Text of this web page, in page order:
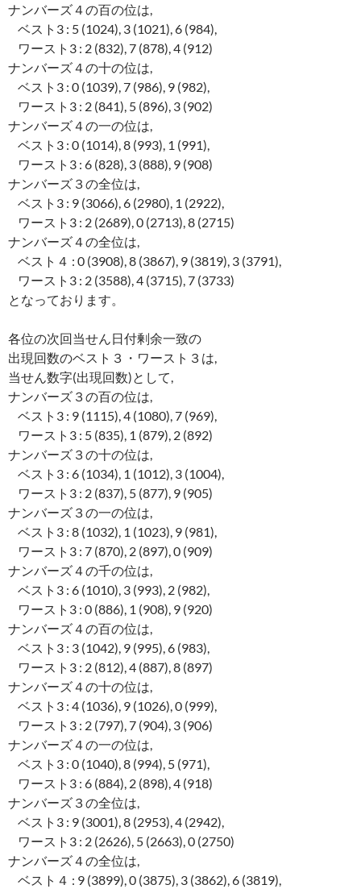
ナンバーズ４の百の位は,
ベスト3 : 5 (1024), 3 (1021), 6 (984),
ワースト3 : 2 (832), 7 (878), 4 (912)
ナンバーズ４の十の位は,
ベスト3 : 0 (1039), 7 (986), 9 (982),
ワースト3 : 2 (841), 5 (896), 3 (902)
ナンバーズ４の一の位は,
ベスト3 : 0 (1014), 8 (993), 1 (991),
ワースト3 : 6 (828), 3 (888), 9 (908)
ナンバーズ３の全位は,
ベスト3 : 9 (3066), 6 (2980), 1 (2922),
ワースト3 : 2 (2689), 0 (2713), 8 (2715)
ナンバーズ４の全位は,
ベスト４ : 0 (3908), 8 (3867), 9 (3819), 3 (3791),
ワースト3 : 2 (3588), 4 (3715), 7 (3733)
となっております。
各位の次回当せん日付剰余一致の
出現回数のベスト３・ワースト３は,
当せん数字(出現回数)として,
ナンバーズ３の百の位は,
ベスト3 : 9 (1115), 4 (1080), 7 (969),
ワースト3 : 5 (835), 1 (879), 2 (892)
ナンバーズ３の十の位は,
ベスト3 : 6 (1034), 1 (1012), 3 (1004),
ワースト3 : 2 (837), 5 (877), 9 (905)
ナンバーズ３の一の位は,
ベスト3 : 8 (1032), 1 (1023), 9 (981),
ワースト3 : 7 (870), 2 (897), 0 (909)
ナンバーズ４の千の位は,
ベスト3 : 6 (1010), 3 (993), 2 (982),
ワースト3 : 0 (886), 1 (908), 9 (920)
ナンバーズ４の百の位は,
ベスト3 : 3 (1042), 9 (995), 6 (983),
ワースト3 : 2 (812), 4 (887), 8 (897)
ナンバーズ４の十の位は,
ベスト3 : 4 (1036), 9 (1026), 0 (999),
ワースト3 : 2 (797), 7 (904), 3 (906)
ナンバーズ４の一の位は,
ベスト3 : 0 (1040), 8 (994), 5 (971),
ワースト3 : 6 (884), 2 (898), 4 (918)
ナンバーズ３の全位は,
ベスト3 : 9 (3001), 8 (2953), 4 (2942),
ワースト3 : 2 (2626), 5 (2663), 0 (2750)
ナンバーズ４の全位は,
ベスト４ : 9 (3899), 0 (3875), 3 (3862), 6 (3819),